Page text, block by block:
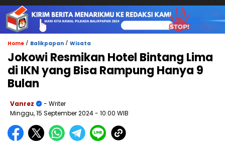
Home / Balikpapan / Wisata
Jokowi Resmikan Hotel Bintang Lima
di IKN yang Bisa Rampung Hanya 9
Bulan
Vanrez
- Writer
Minggu, 15 September 2024- 10:00 WIB